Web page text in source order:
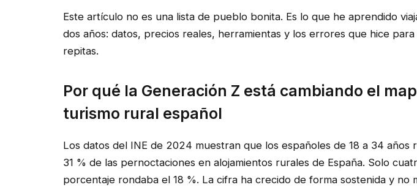
Este artículo no es una lista de pueblo bonita. Es lo que he aprendido
dos años: datos, precios reales, herramientas y los errores que hice
repitas.
Por qué la Generación Z está cambiando el
turismo rural español
Los datos del INE de 2024 muestran que los españoles de 18 a 34 años
31 % de las pernoctaciones en alojamientos rurales de España. Solo
porcentaje rondaba el 18 %. La cifra ha crecido de forma sostenida y no